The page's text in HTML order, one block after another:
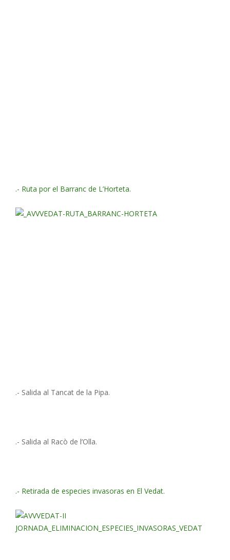
.- Ruta por el Barranc de L’Horteta.
.- Salida al Tancat de la Pipa.
.- Salida al Racò de l’Olla.
.- Retirada de especies invasoras en El Vedat.